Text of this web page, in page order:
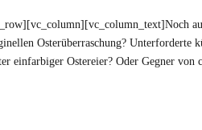
Osterüberraschung? Unterforderte
einfarbiger Ostereier? Oder Gegner von